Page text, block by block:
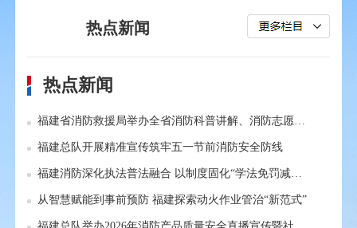
热点新闻
热点新闻
福建省消防救援局举办全省消防科普讲解、消防志愿服务项目和消防科学实验展演汇演三项大赛
福建总队开展精准宣传筑牢五一节前消防安全防线
福建消防深化执法普法融合 以制度固化“学法免罚减罚”改革成效
从智慧赋能到事前预防 福建探索动火作业管治“新范式”